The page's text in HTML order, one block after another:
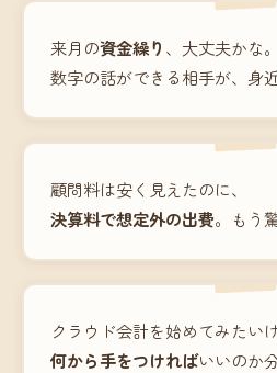
来月の資金繰り 、大丈夫かな。
数字の話ができる相手が、身
顧問料は安く見えたのに、
決算料で想定外の出費。もう
クラウド会計を始めてみたいけ
何から手をつければいいのか